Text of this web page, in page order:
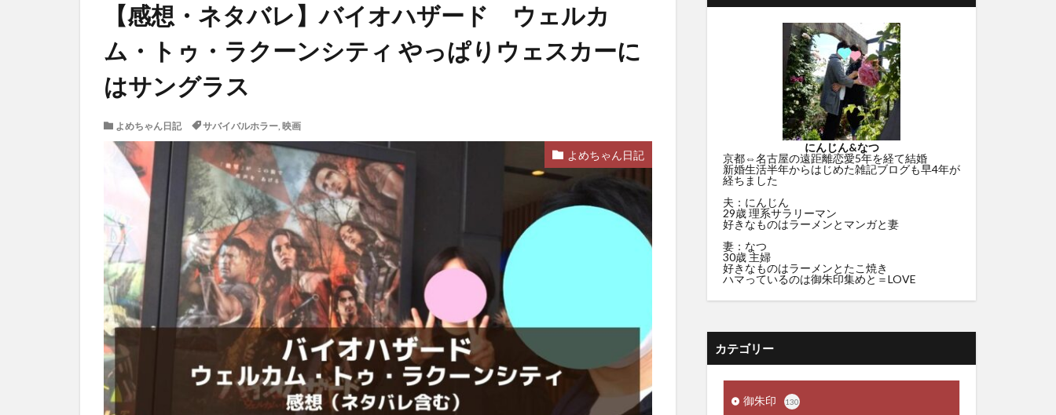
【感想・ネタバレ】バイオハザード ウェルカ
ム・トゥ・ラクーンシティ やっぱりウェスカーに
はサングラス
よめちゃん日記 サバイバルホラー, 映画
よめちゃん日記
にんじん&なつ
京都⇔名古屋の遠距離恋愛5年を経て結婚
新婚生活半年からはじめた雑記ブログも早4年が
経ちました
夫：にんじん
29歳 理系サラリーマン
好きなものはラーメンとマンガと妻
妻：なつ
30歳 主婦
好きなものはラーメンとたこ焼き
ハマっているのは御朱印集めと＝LOVE
カテゴリー
御朱印 130